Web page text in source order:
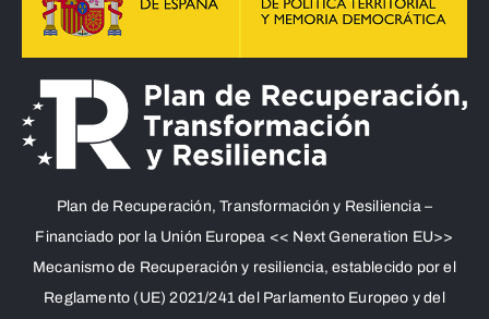
Plan de Recuperación, Transformación y Resiliencia –
Financiado por la Unión Europea << Next Generation EU>>
Mecanismo de Recuperación y resiliencia, establecido por el
Reglamento (UE) 2021/241 del Parlamento Europeo y del